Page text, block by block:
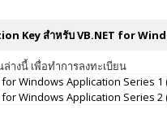
Key สำหรับ VB.NET for
างนี้ เพื่อทำการลงทะเบียน
for Windows Application Series 1
for Windows Application Series 2